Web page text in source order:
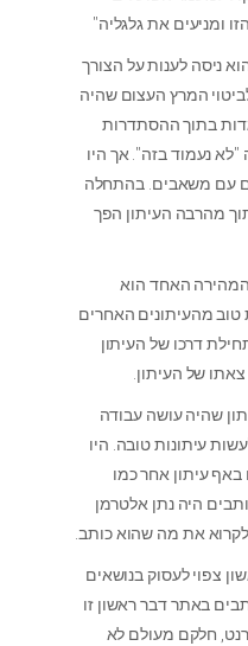
ומניעים את גלגליה"
ניסה לענות על הצורך
המרץ העצום שהיה
בתוך ההסתדרות
נעמוד בזה". אך היו
עם משאבים. בהתחלה
מהרבה העיתון הפך
האחד הוא
מהעיתונים האחרים
דרכו של העיתון
של העיתון.
שהיה עושה עבודה
עיתונות טובה. היו
באף עיתון אחר כמו
היה נתן אלטרמן
לקרוא את מה שהוא כותב.
צפוי לעסוק בנושאים
באתר דבר ראשון זו
חלקם מעולם לא